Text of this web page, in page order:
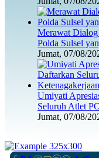
Merawat
Polda Sulsel
Jumat, 07/08/
Umiyati
Seluruh Atlet
Jumat, 07/08/